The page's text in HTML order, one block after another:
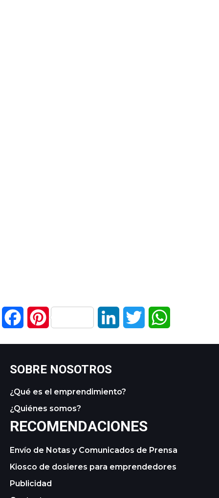
FacebookPinterest LinkedIn Twitter
SOBRE NOSOTROS
¿Qué es el emprendimiento?
¿Quiénes somos?
RECOMENDACIONES
Envío de Notas y Comunicados de Prensa
Kiosco de dosieres para emprendedores
Publicidad